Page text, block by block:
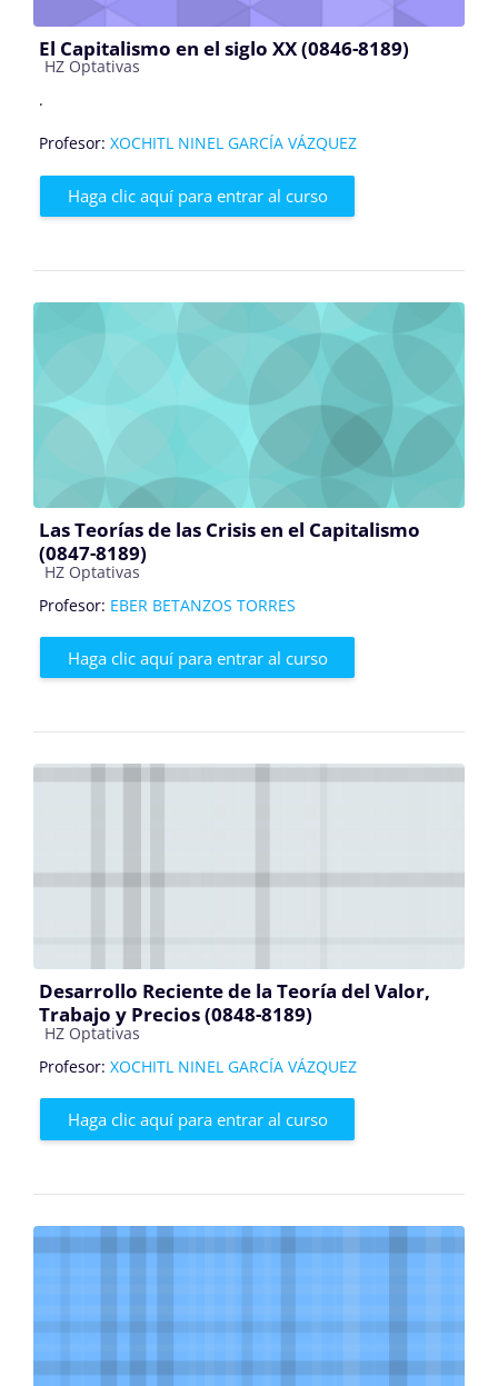
El Capitalismo en el siglo XX (0846-8189)
Categoría de cursos
HZ Optativas
.
Profesor: XOCHITL NINEL GARCÍA VÁZQUEZ
Haga clic aquí para entrar al curso
Las Teorías de las Crisis en el Capitalismo
(0847-8189)
Categoría de cursos
HZ Optativas
Profesor: EBER BETANZOS TORRES
Haga clic aquí para entrar al curso
Desarrollo Reciente de la Teoría del Valor,
Trabajo y Precios (0848-8189)
Categoría de cursos
HZ Optativas
Profesor: XOCHITL NINEL GARCÍA VÁZQUEZ
Haga clic aquí para entrar al curso